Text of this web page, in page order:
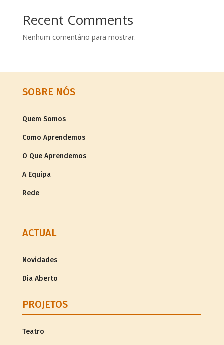
Recent Comments
Nenhum comentário para mostrar.
SOBRE NÓS
Quem Somos
Como Aprendemos
O Que Aprendemos
A Equipa
Rede
ACTUAL
Novidades
Dia Aberto
PROJETOS
Teatro